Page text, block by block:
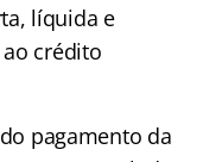
líquida e
crédito
pagamento da